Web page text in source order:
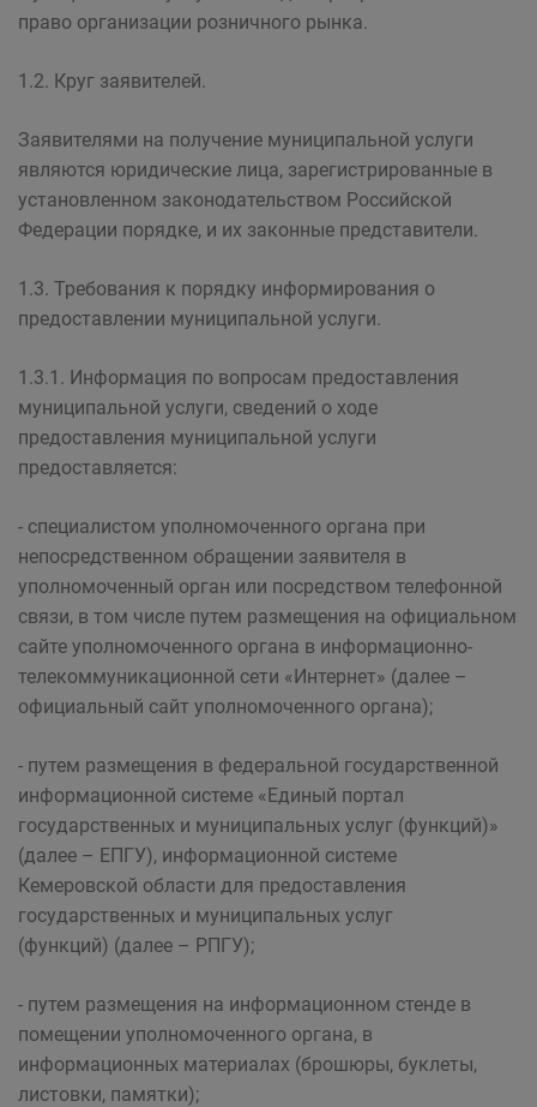
право организации розничного рынка.
1.2. Круг заявителей.
Заявителями на получение муниципальной услуги
являются юридические лица, зарегистрированные в
установленном законодательством Российской
Федерации порядке, и их законные представители.
1.3. Требования к порядку информирования о
предоставлении муниципальной услуги.
1.3.1. Информация по вопросам предоставления
муниципальной услуги, сведений о ходе
предоставления муниципальной услуги
предоставляется:
- специалистом уполномоченного органа при
непосредственном обращении заявителя в
уполномоченный орган или посредством телефонной
связи, в том числе путем размещения на официальном
сайте уполномоченного органа в информационно-
телекоммуникационной сети «Интернет» (далее –
официальный сайт уполномоченного органа);
- путем размещения в федеральной государственной
информационной системе «Единый портал
государственных и муниципальных услуг (функций)»
(далее – ЕПГУ), информационной системе
Кемеровской области для предоставления
государственных и муниципальных услуг
(функций) (далее – РПГУ);
- путем размещения на информационном стенде в
помещении уполномоченного органа, в
информационных материалах (брошюры, буклеты,
листовки, памятки);